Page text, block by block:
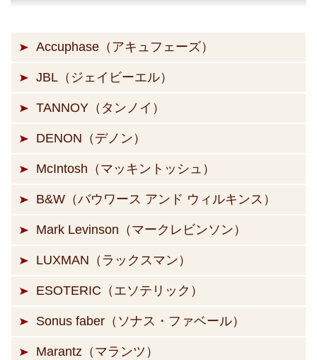
Accuphase（アキュフェーズ）
JBL（ジェイビーエル）
TANNOY（タンノイ）
DENON（デノン）
McIntosh（マッキントッシュ）
B&W（バウワース アンド ウィルキンス）
Mark Levinson（マークレビンソン）
LUXMAN（ラックスマン）
ESOTERIC（エソテリック）
Sonus faber（ソナス・ファベール）
Marantz（マランツ）